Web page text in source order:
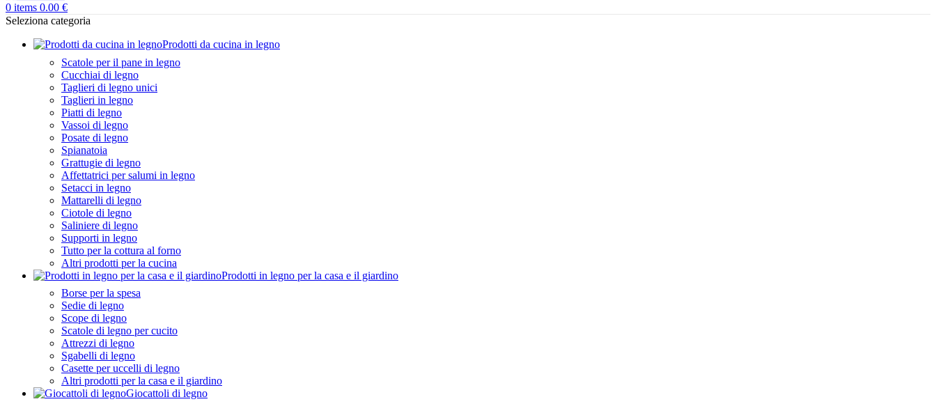
0 items 0.00 €
Seleziona categoria
Prodotti da cucina in legno
Scatole per il pane in legno
Cucchiai di legno
Taglieri di legno unici
Taglieri in legno
Piatti di legno
Vassoi di legno
Posate di legno
Spianatoia
Grattugie di legno
Affettatrici per salumi in legno
Setacci in legno
Mattarelli di legno
Ciotole di legno
Saliniere di legno
Supporti in legno
Tutto per la cottura al forno
Altri prodotti per la cucina
Prodotti in legno per la casa e il giardino
Borse per la spesa
Sedie di legno
Scope di legno
Scatole di legno per cucito
Attrezzi di legno
Sgabelli di legno
Casette per uccelli di legno
Altri prodotti per la casa e il giardino
Giocattoli di legno